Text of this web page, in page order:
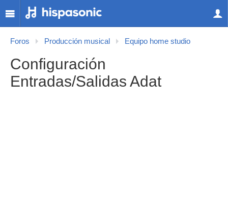
Foros Producción musical Equipo home studio
Configuración
Entradas/Salidas Adat